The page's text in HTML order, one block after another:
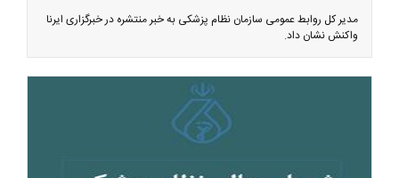
مدیر کل روابط عمومی سازمان نظام پزشکی به خبر منتشره در خبرگزاری ایرنا
واکنش نشان داد.